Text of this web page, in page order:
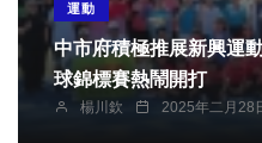
運動
中市府積極推展新興運動 114年度台中市長盃
球錦標賽熱鬧開打
楊川欽 2025年二月28